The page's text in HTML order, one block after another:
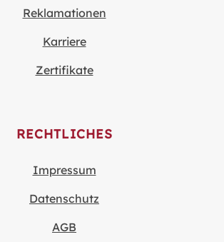
Reklamationen
Karriere
Zertifikate
RECHTLICHES
Impressum
Datenschutz
AGB